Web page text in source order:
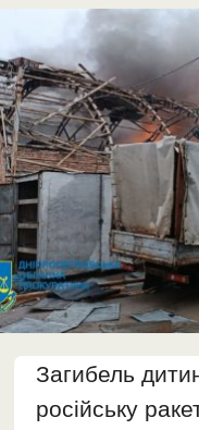
Загибель
російську